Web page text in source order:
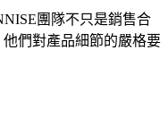
團隊不只是銷售合
們對產品細節的嚴格要